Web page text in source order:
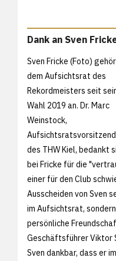
Dank an Sven
Sven Fricke (Foto)
dem Aufsichtsrat des
Rekordmeisters seit
Wahl 2019 an. Dr. Marc
Weinstock,
des THW Kiel, bedankt
bei Fricke für die
einer für den Club
Ausscheiden von Sven
im Aufsichtsrat,
persönliche
Geschäftsführer Viktor
Sven dankbar, dass er